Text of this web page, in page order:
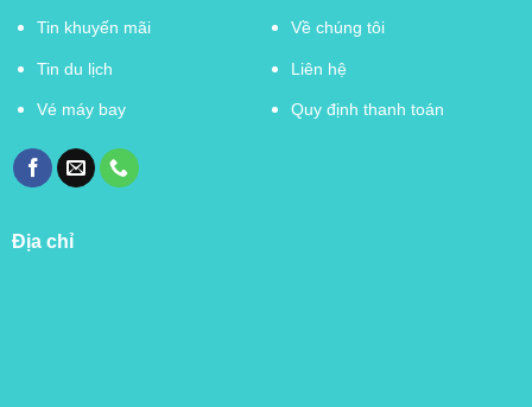
Tin khuyến mãi
Tin du lịch
Vé máy bay
Về chúng tôi
Liên hệ
Quy định thanh toán
Địa chỉ